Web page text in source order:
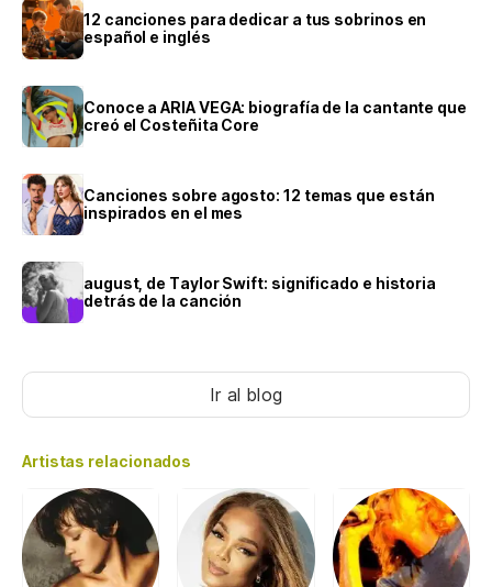
12 canciones para dedicar a tus sobrinos en
español e inglés
Conoce a ARIA VEGA: biografía de la cantante que
creó el Costeñita Core
Canciones sobre agosto: 12 temas que están
inspirados en el mes
august, de Taylor Swift: significado e historia
detrás de la canción
Ir al blog
Artistas relacionados